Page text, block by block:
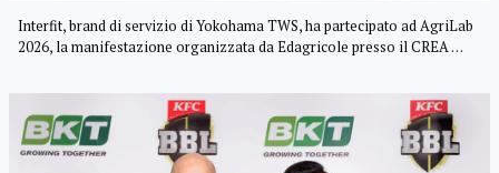
Interfit, brand di servizio di Yokohama TWS, ha partecipato ad AgriLab
2026, la manifestazione organizzata da Edagricole presso il CREA …